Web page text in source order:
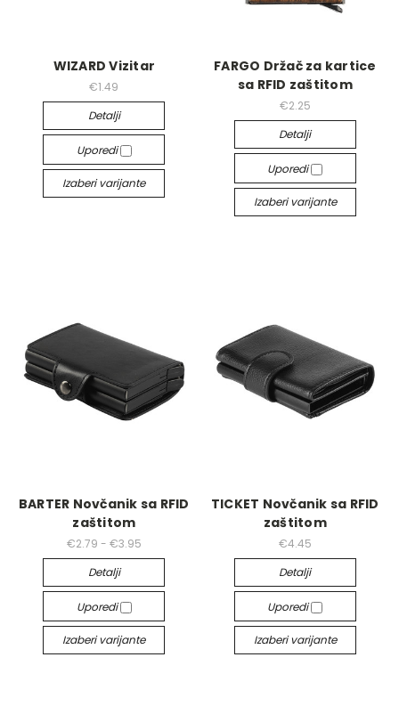
WIZARD Vizitar
€1.49
Detalji
Uporedi
Izaberi varijante
FARGO Držač za kartice
sa RFID zaštitom
€2.25
Detalji
Uporedi
Izaberi varijante
BARTER Novčanik sa RFID
zaštitom
€2.79 - €3.95
Detalji
Uporedi
Izaberi varijante
TICKET Novčanik sa RFID
zaštitom
€4.45
Detalji
Uporedi
Izaberi varijante